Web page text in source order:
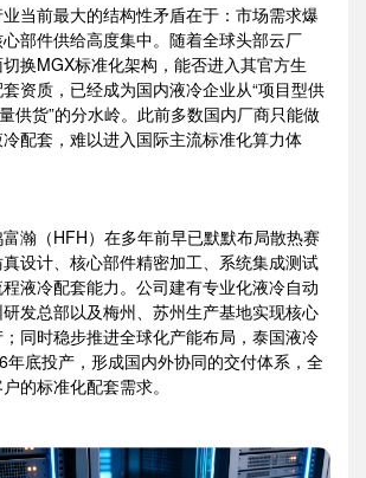
当前最大的结构性矛盾在于：市场需求爆
部件供给高度集中。随着全球头部云厂
换MGX标准化架构，能否进入其官方生
资质，已经成为国内液冷企业从“项目型供
供货”的分水岭。此前多数国内厂商只能做
配套，难以进入国际主流标准化算力体
瀚（HFH）在多年前早已默默布局散热赛
设计、核心部件精密加工、系统集成测试
液冷配套能力。公司建有专业化液冷自动
发总部以及梅州、苏州生产基地实现核心
同时稳步推进全球化产能布局，泰国液冷
年底投产，形成国内外协同的交付体系，全
的标准化配套需求。